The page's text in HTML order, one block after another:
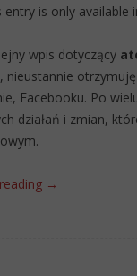
entry is only available
wpis dotyczący
nieustannie
Facebooku. Po
działań i zmian,
→